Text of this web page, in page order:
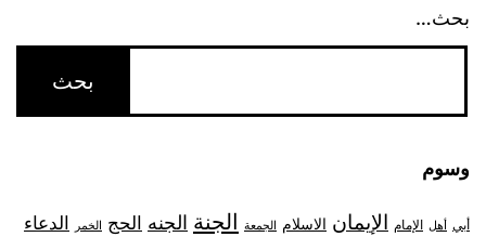
بحث…
وسوم
أبي أهل الإمام الإيمان الاسلام الجمعة الجنة الجنه الحج الخمر الدعاء